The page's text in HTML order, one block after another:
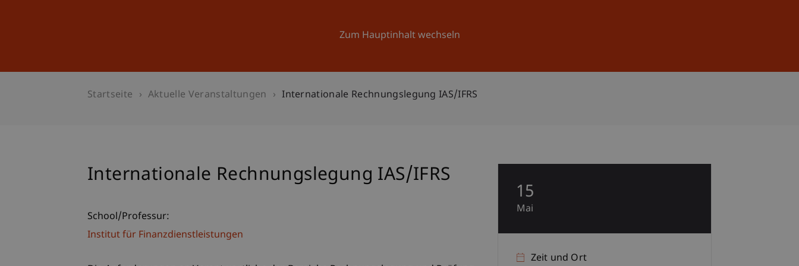
Zum Hauptinhalt wechseln
Universität Aktuelles
Startseite Aktuelle Veranstaltungen Internationale Rechnungslegung IAS/IFRS
Internationale Rechnungslegung IAS/IFRS
School/Professur:
Institut für Finanzdienstleistungen
15
Mai
Zeit und Ort